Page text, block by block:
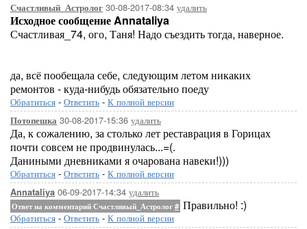
Счастливый_Астролог 30-08-2017-08:34 удалить
Исходное сообщение Annataliya
Счастливая_74, ого, Таня! Надо съездить тогда, наверное.
да, всё пообещала себе, следующим летом никаких
ремонтов - куда-нибудь обязательно поеду
Обратиться - Ответить - К полной версии
Потопешка 30-08-2017-15:36 удалить
Да, к сожалению, за столько лет реставрация в Горицах
почти совсем не продвинулась...=(.
Даниными дневниками я очарована навеки!)))
Обратиться - Ответить - К полной версии
Annataliya 06-09-2017-14:34 удалить
Ответ на комментарий Счастливый_Астролог # Правильно! :)
Обратиться - Ответить - К полной версии